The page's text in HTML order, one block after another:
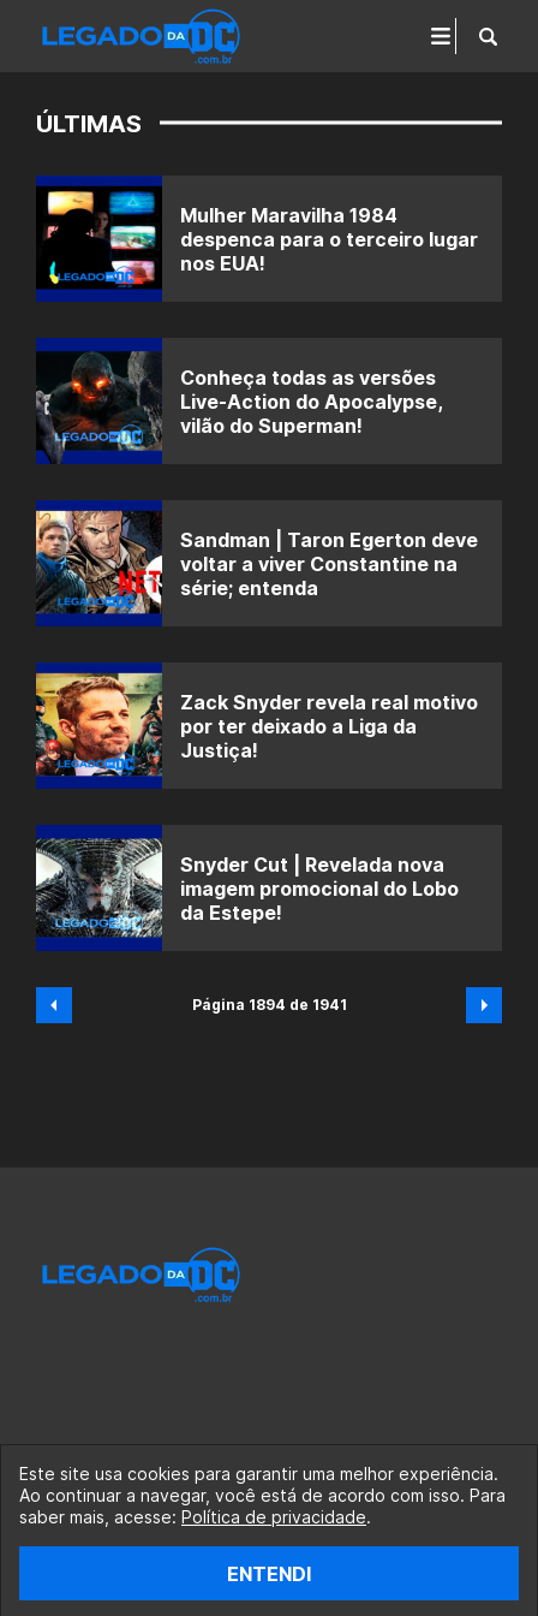
ÚLTIMAS
Mulher Maravilha 1984
despenca para o terceiro lugar
nos EUA!
Conheça todas as versões
Live-Action do Apocalypse,
vilão do Superman!
Sandman | Taron Egerton deve
voltar a viver Constantine na
série; entenda
Zack Snyder revela real motivo
por ter deixado a Liga da
Justiça!
Snyder Cut | Revelada nova
imagem promocional do Lobo
da Estepe!
Página 1894 de 1941
© 2020-2026 Legado da DC, uma empresa da Legado
Enterprises.
fabiolobo
Este site usa cookies para garantir uma melhor experiência.
Ao continuar a navegar, você está de acordo com isso. Para
saber mais, acesse: Política de privacidade.
ENTENDI